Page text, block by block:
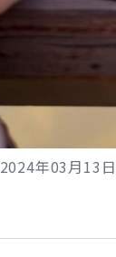
2024年03月13日